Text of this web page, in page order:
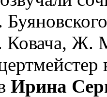
Ковача, Ж.
Ирина